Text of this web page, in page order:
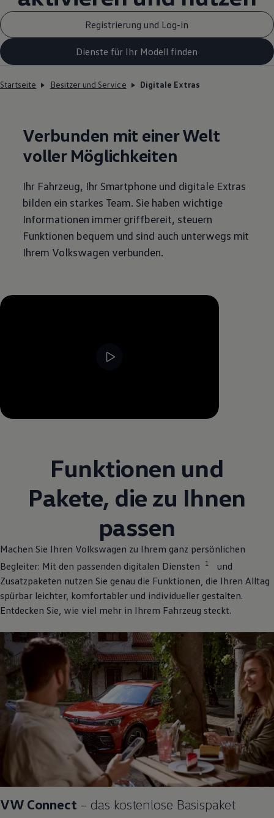
Registrierung und Log-in
Dienste für Ihr Modell finden
Startseite Besitzer und Service Digitale Extras
Verbunden mit einer Welt
voller Möglichkeiten
Ihr Fahrzeug, Ihr Smartphone und digitale Extras
bilden ein starkes Team. Sie haben wichtige
Informationen immer griffbereit, steuern
Funktionen bequem und sind auch unterwegs mit
Ihrem Volkswagen verbunden.
Verbleibende Zeit, --:--
Funktionen und
Pakete, die zu Ihnen
passen
Machen Sie Ihren Volkswagen zu Ihrem ganz persönlichen
Begleiter: Mit den passenden digitalen Diensten
1
und
Zusatzpaketen nutzen Sie genau die Funktionen, die Ihren Alltag
spürbar leichter, komfortabler und individueller gestalten.
Entdecken Sie, wie viel mehr in Ihrem Fahrzeug steckt.
VW Connect – das kostenlose Basispaket